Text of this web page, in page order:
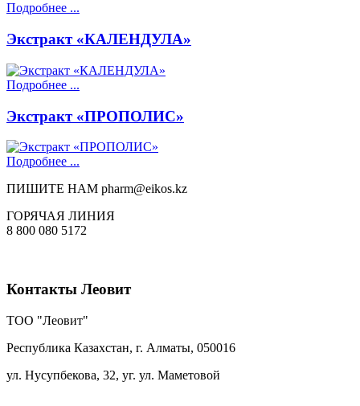
Подробнее ...
Экстракт «КАЛЕНДУЛА»
Подробнее ...
Экстракт «ПРОПОЛИС»
Подробнее ...
ПИШИТЕ НАМ pharm@eikos.kz
ГОРЯЧАЯ ЛИНИЯ
8 800 080 5172
Контакты Леовит
ТОО "Леовит"
Республика Казахстан, г. Алматы, 050016
ул. Нусупбекова, 32, уг. ул. Маметовой